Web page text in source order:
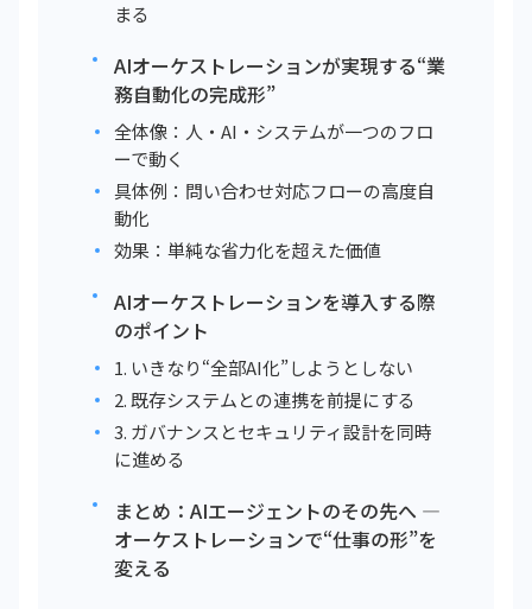
まる
AIオーケストレーションが実現する“業
務自動化の完成形”
全体像：人・AI・システムが一つのフロ
ーで動く
具体例：問い合わせ対応フローの高度自
動化
効果：単純な省力化を超えた価値
AIオーケストレーションを導入する際
のポイント
1. いきなり“全部AI化”しようとしない
2. 既存システムとの連携を前提にする
3. ガバナンスとセキュリティ設計を同時
に進める
まとめ：AIエージェントのその先へ ―
オーケストレーションで“仕事の形”を
変える